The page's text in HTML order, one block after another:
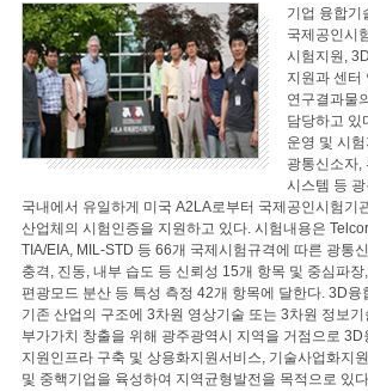
기업 융합기
국제공인시
시험지원,
지원과 센터
연구결과물
담당하고 있
운영 및 시
광통신소자,
시스템 등
국내에서 유일하게 미국 A2LA로부터 국제공인시험기
산업체의 시험인증을 지원하고 있다. 시험내용은
TIA/EIA, MIL-STD 등 66개 국제시험규격에 따른 광통
충격, 진동, 내부 습도 등 신뢰성 15개 항목 및 중심파장
편광모드 분산 등 특성 측정 42개 항목에 달한다. 3D융
기존 산업의 구조에 3차원 영상기술 또는 3차원 정보
부가가치 창출을 위해 광주광역시 지역을 거점으로 3D
지원인프라 구축 및 상용화지원서비스, 기술사업화지
및 중핵기업을 육성하여 지역균형발전을 목적으로 있